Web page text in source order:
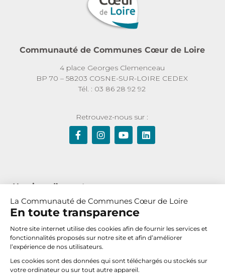
Communauté de Communes Cœur de Loire
4 place Georges Clemenceau
BP 70 – 58203 COSNE-SUR-LOIRE CEDEX
Tél. : 03 86 28 92 92
Retrouvez-nous sur :
Horaires d’ouverture :
Du lundi au jeudi de 8h30 à 12h et de 13h30 à 17h30
Le vendredi de 8h30 à 12h
Nous contacter
La Communauté de Communes Cœur de Loire
En toute transparence
Notre site internet utilise des cookies afin de fournir les services et
fonctionnalités proposés sur notre site et afin d’améliorer
l’expérience de nos utilisateurs.
Les cookies sont des données qui sont téléchargés ou stockés sur
votre ordinateur ou sur tout autre appareil.